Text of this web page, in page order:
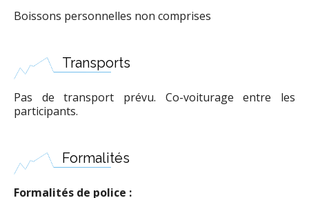
Boissons personnelles non comprises
Transports
Pas de transport prévu. Co-voiturage entre les
participants.
Formalités
Formalités de police :